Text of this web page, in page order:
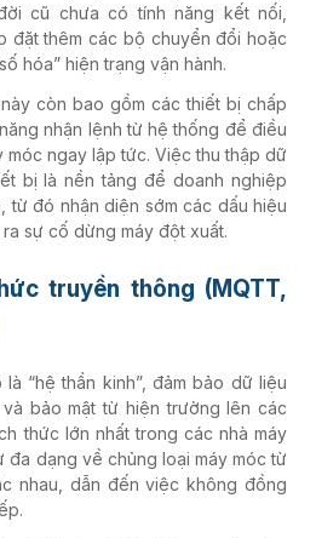
cũ chưa có tính năng kết nối,
đặt thêm các bộ chuyển đổi hoặc
hóa” hiện trạng vận hành.
còn bao gồm các thiết bị chấp
nhận lệnh từ hệ thống để điều
móc ngay lập tức. Việc thu thập dữ
bị là nền tảng để doanh nghiệp
, từ đó nhận diện sớm các dấu hiệu
sự cố dừng máy đột xuất.
truyền thông (MQTT,
“hệ thần kinh”, đảm bảo dữ liệu
bảo mật từ hiện trường lên các
thức lớn nhất trong các nhà máy
đa dạng về chủng loại máy móc từ
nhau, dẫn đến việc không đồng